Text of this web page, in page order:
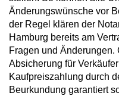
Änderungswünsche vor
der Regel klären der
Hamburg bereits am
Fragen und
Absicherung für
Kaufpreiszahlung durch
Beurkundung garantiert